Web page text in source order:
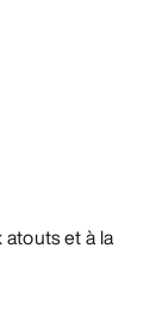
et à la